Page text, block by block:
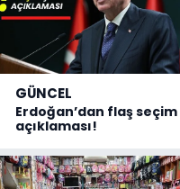
GÜNCEL
Erdoğan’dan flaş seçim
açıklaması!